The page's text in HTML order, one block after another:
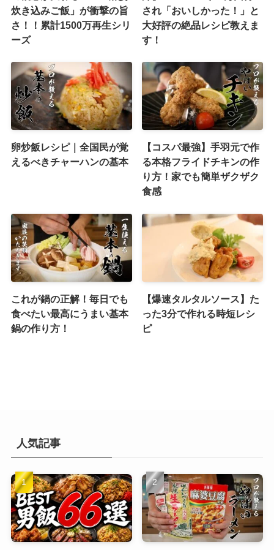
炊き込みご飯」が衝撃の旨
さ！！累計1500万再生シリ
ーズ
され「おいしかった！」と
大好評の絶品レシピ教えま
す！
卵炒飯レシピ｜全国民が覚
えるべきチャーハンの基本
【コスパ最強】手羽元で作
る本格フライドチキンの作
り方！家でも簡単ザクザク
食感
これが鍋の正解！毎日でも
食べたい最高にうまい基本
鍋の作り方！
【爆速タルタルソース】た
った3分で作れる時短レシ
ピ
人気記事